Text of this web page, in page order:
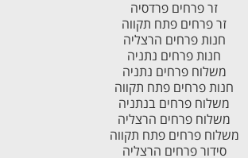
זר פרחים פרדסיה
זר פרחים פתח תקווה
חנות פרחים הרצליה
חנות פרחים נתניה
משלוח פרחים נתניה
חנות פרחים פתח תקווה
משלוח פרחים בנתניה
משלוח פרחים הרצליה
משלוח פרחים פתח תקווה
סידור פרחים הרצליה